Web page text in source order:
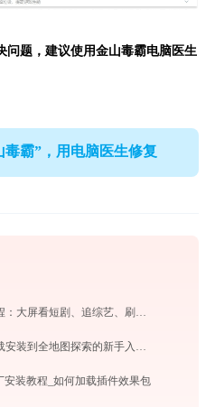
问题，建议使用金山毒霸电脑医生
霸”，用电脑医生修复
装教程_如何加载插件效果包